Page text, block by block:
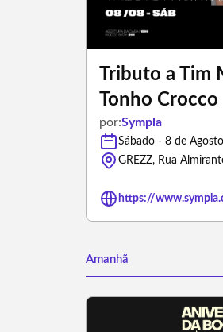
Tributo a Tim
Tonho Crocco
por:Sympla
Sábado - 8 de
Amanhã